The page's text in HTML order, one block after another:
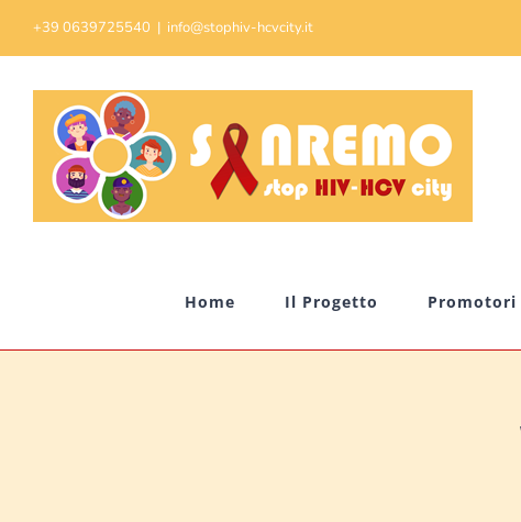
to
content
+39 0639725540 | info@stophiv-hcvcity.it
Home Il Progetto Promotori